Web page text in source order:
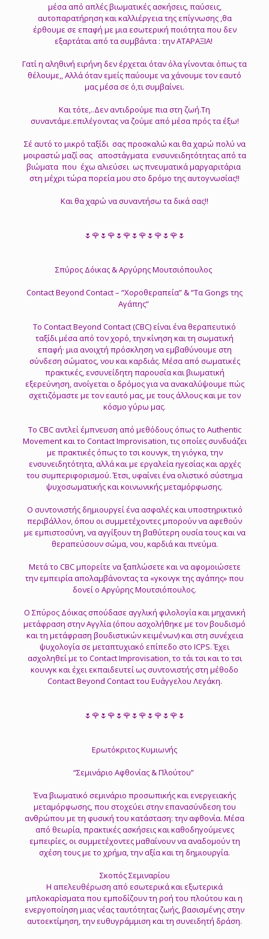
μέσα από απλές βιωματικές ασκήσεις, παύσεις,
αυτοπαρατήρηση και καλλιέργεια της επίγνωσης ,θα
έρθουμε σε επαφή με μια εσωτερική ποιότητα που δεν
εξαρτάται από τα συμβάντα : την ΑΤΑΡΑΞΙΑ!
Γατί η αληθινή ειρήνη δεν έρχεται όταν όλα γίνονται όπως τα
θέλουμε,, Αλλά όταν εμείς παύουμε να χάνουμε τον εαυτό
μας μέσα σε ό,τι συμβαίνει.
Και τότε,..Δεν αντιδρούμε πια στη ζωή.Τη
συναντάμε.επιλέγοντας να ζούμε από μέσα πρός τα έξω!
Σέ αυτό το μικρό ταξίδι σας προσκαλώ και θα χαρώ πολύ να
μοιραστώ μαζί σας αποστάγματα ενσυνειδητότητας από τα
βιώματα που έχω αλιεύσει ως πνευματικά μαργαριτάρια
στη μέχρι τώρα πορεία μου στο δρόμο της αυτογνωσίας!!
Και θα χαρώ να συναντήσω τα δικά σας!!
🌷🌹🌷🌹🌷🌹🌷🌹🌷🌹🌷🌹🌷
Σπύρος Δόικας & Αργύρης Μουτσιόπουλος
Contact Beyond Contact – “Χοροθεραπεία” & “Τα Gongs της
Αγάπης”
Το Contact Beyond Contact (CBC) είναι ένα θεραπευτικό
ταξίδι μέσα από τον χορό, την κίνηση και τη σωματική
επαφή· μια ανοιχτή πρόσκληση να εμβαθύνουμε στη
σύνδεση σώματος, νου και καρδιάς. Μέσα από σωματικές
πρακτικές, ενσυνείδητη παρουσία και βιωματική
εξερεύνηση, ανοίγεται ο δρόμος για να ανακαλύψουμε πώς
σχετιζόμαστε με τον εαυτό μας, με τους άλλους και με τον
κόσμο γύρω μας.
Το CBC αντλεί έμπνευση από μεθόδους όπως το Authentic
Movement και το Contact Improvisation, τις οποίες συνδυάζει
με πρακτικές όπως το τσι κουνγκ, τη γιόγκα, την
ενσυνειδητότητα, αλλά και με εργαλεία ηγεσίας και αρχές
του συμπεριφορισμού. Έτσι, υφαίνει ένα ολιστικό σύστημα
ψυχοσωματικής και κοινωνικής μεταμόρφωσης.
Ο συντονιστής δημιουργεί ένα ασφαλές και υποστηρικτικό
περιβάλλον, όπου οι συμμετέχοντες μπορούν να αφεθούν
με εμπιστοσύνη, να αγγίξουν τη βαθύτερη ουσία τους και να
θεραπεύσουν σώμα, νου, καρδιά και πνεύμα.
Μετά το CBC μπορείτε να ξαπλώσετε και να αφομοιώσετε
την εμπειρία απολαμβάνοντας τα «γκονγκ της αγάπης» που
δονεί ο Αργύρης Μουτσιόπουλος.
Ο Σπύρος Δόικας σπούδασε αγγλική φιλολογία και μηχανική
μετάφραση στην Αγγλία (όπου ασχολήθηκε με τον βουδισμό
και τη μετάφραση βουδιστικών κειμένων) και στη συνέχεια
ψυχολογία σε μεταπτυχιακό επίπεδο στο ICPS. Έχει
ασχοληθεί με το Contact Improvisation, το τάι τσι και το τσι
κουνγκ και έχει εκπαιδευτεί ως συντονιστής στη μέθοδο
Contact Beyond Contact του Ευάγγελου Λεγάκη.
🌷🌹🌷🌹🌷🌹🌷🌹🌷🌹🌷🌹🌷
Ερωτόκριτος Κυμιωνής
“Σεμινάριο Αφθονίας & Πλούτου”
Ένα βιωματικό σεμινάριο προσωπικής και ενεργειακής
μεταμόρφωσης, που στοχεύει στην επανασύνδεση του
ανθρώπου με τη φυσική του κατάσταση: την αφθονία. Μέσα
από θεωρία, πρακτικές ασκήσεις και καθοδηγούμενες
εμπειρίες, οι συμμετέχοντες μαθαίνουν να αναδομούν τη
σχέση τους με το χρήμα, την αξία και τη δημιουργία.
Σκοπός Σεμιναρίου
Η απελευθέρωση από εσωτερικά και εξωτερικά
μπλοκαρίσματα που εμποδίζουν τη ροή του πλούτου και η
ενεργοποίηση μιας νέας ταυτότητας ζωής, βασισμένης στην
αυτοεκτίμηση, την ευθυγράμμιση και τη συνειδητή δράση.